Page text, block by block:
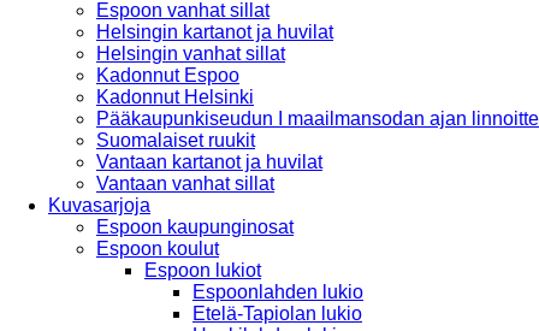
Espoon vanhat sillat
Helsingin kartanot ja huvilat
Helsingin vanhat sillat
Kadonnut Espoo
Kadonnut Helsinki
Pääkaupunkiseudun I maailmansodan ajan
Suomalaiset ruukit
Vantaan kartanot ja huvilat
Vantaan vanhat sillat
Kuvasarjoja
Espoon kaupunginosat
Espoon koulut
Espoon lukiot
Espoonlahden lukio
Etelä-Tapiolan lukio